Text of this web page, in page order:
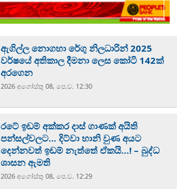
ඇගිල්ල නොගහා රේගු නිලධාරින් 2025
වර්ෂයේ අතිකාල දීමනා ලෙස කෝටි 142ක්
අරගෙන
2026 අගෝස්‍තු 08, පෙ.ව. 12:30
රටේ ඉඩම් අක්කර දාස් ගාණක් අයිති
පන්සල්වලට… දිට්වා හානි වුණ අයට
දෙන්නවත් ඉඩම් නැත්තේ ඒකයි…! – බුද්ධ
ශාසන ඇමති
2026 අගෝස්‍තු 08, පෙ.ව. 12:29